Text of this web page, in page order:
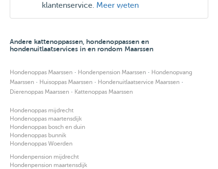
klantenservice. Meer weten
Andere kattenoppassen, hondenoppassen en
hondenuitlaatservices in en rondom Maarssen
Hondenoppas Maarssen · Hondenpension Maarssen · Hondenopvang
Maarssen · Huisoppas Maarssen · Hondenuitlaatservice Maarssen ·
Dierenoppas Maarssen · Kattenoppas Maarssen
Hondenoppas mijdrecht
Hondenoppas maartensdijk
Hondenoppas bosch en duin
Hondenoppas bunnik
Hondenoppas Woerden
Hondenpension mijdrecht
Hondenpension maartensdijk